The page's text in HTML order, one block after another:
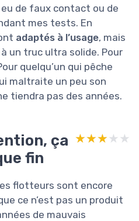
eu de faux contact ou de
mes tests. En
adaptés à l’usage, mais
un truc ultra solide. Pour
quelqu’un qui pêche
maltraite un peu son
tiendra pas des années.
ça
fin
★★★★★
★★★★★
flotteurs sont encore
ce n’est pas un produit
de mauvais